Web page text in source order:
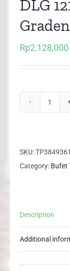
DLG
Rp2,128,000
Lemari
SKU:
Category: Bufet
Description
Additional